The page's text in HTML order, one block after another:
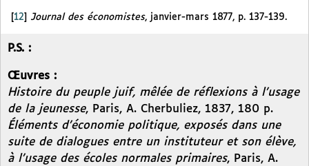
12 Journal des économistes, janvier-mars 1877, p. 137-139.
P.S. :
Œuvres :
Histoire du peuple juif, mêlée de réflexions à l’usage
de la jeunesse, Paris, A. Cherbuliez, 1837, 180 p.
Éléments d’économie politique, exposés dans une
suite de dialogues entre un instituteur et son élève,
à l’usage des écoles normales primaires, Paris, A.